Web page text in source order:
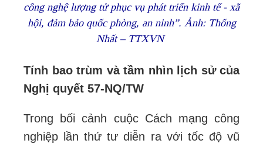
công nghệ lượng tử phục vụ phát triển kinh tế - xã
hội, đảm bảo quốc phòng, an ninh”. Ảnh: Thống
Nhất – TTXVN
Tính bao trùm và tầm nhìn lịch sử của
Nghị quyết 57-NQ/TW
Trong bối cảnh cuộc Cách mạng công
nghiệp lần thứ tư diễn ra với tốc độ vũ